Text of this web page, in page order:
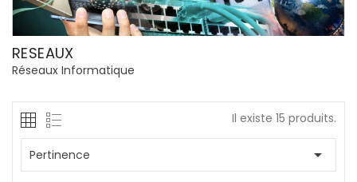
RESEAUX
Réseaux Informatique
Il existe 15 produits.
Pertinence 